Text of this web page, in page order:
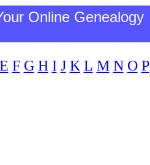
Online Genealogy
E F G H I J K L M N O P